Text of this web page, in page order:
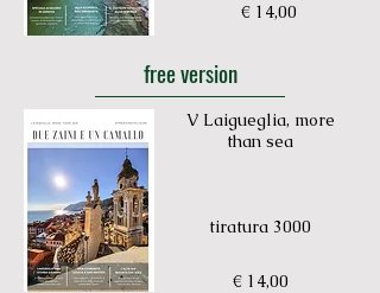
€ 14,00
free version
€ 14,00
V Laigueglia, more
than sea
tiratura 3000